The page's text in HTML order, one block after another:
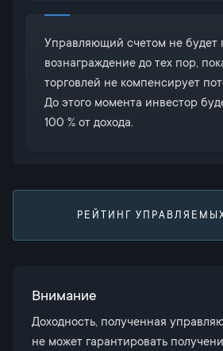
Управляющий счетом не будет
вознаграждение до тех пор,
торговлей не компенсирует
До этого момента инвестор
100 % от дохода.
РЕЙТИНГ
Внимание
Доходность, полученная
не может гарантировать